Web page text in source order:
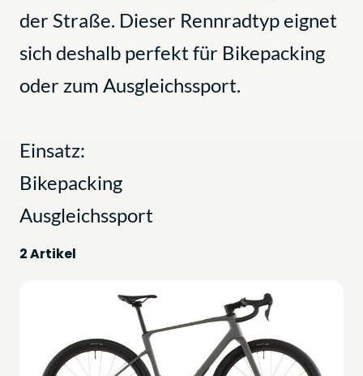
der Straße. Dieser Rennradtyp eignet
sich deshalb perfekt für Bikepacking
oder zum Ausgleichssport.
Einsatz:
Bikepacking
Ausgleichssport
2 Artikel